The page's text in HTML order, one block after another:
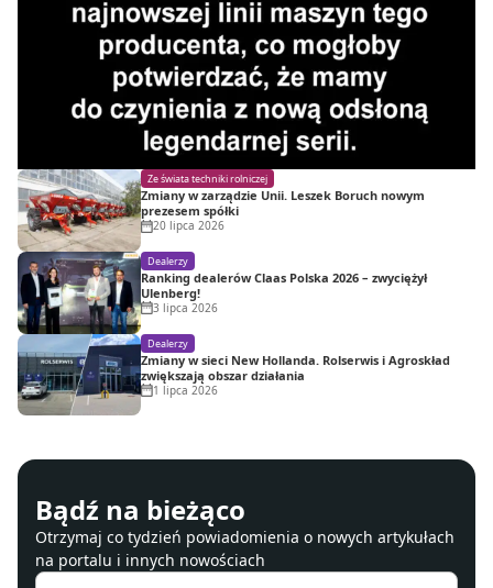
Ze świata techniki rolniczej
Zmiany w zarządzie Unii. Leszek Boruch nowym
prezesem spółki
20 lipca 2026
Dealerzy
Ranking dealerów Claas Polska 2026 – zwyciężył
Ulenberg!
3 lipca 2026
Dealerzy
Zmiany w sieci New Hollanda. Rolserwis i Agroskład
zwiększają obszar działania
1 lipca 2026
Bądź na bieżąco
Otrzymaj co tydzień powiadomienia o nowych artykułach
na portalu i innych nowościach